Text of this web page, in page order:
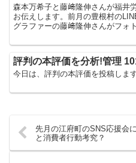
森本万希子と藤﨑隆伸さんが福井
お伝えします。前月の豊根村の
グラファーの藤﨑隆伸さんがフォ
評判の本評価を分析!管理
今日は、評判の本評価を投稿しま
先月の江府町のSNS応援会
と消費者行動考究？